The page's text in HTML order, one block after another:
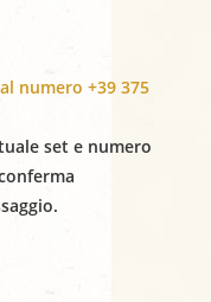
numero +39 375
set e numero